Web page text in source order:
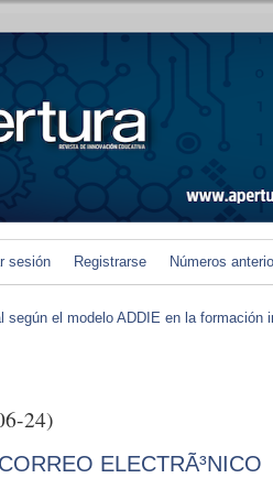
sesión Registrarse Números
según el modelo ADDIE en la formación
24)
ELECTRÃ³NICO